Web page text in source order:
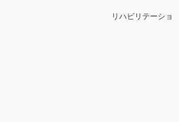
リテーショ